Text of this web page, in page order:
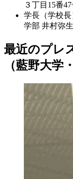
３丁目15番
学長（学校長
学部 井村弥生
最近のプレ
（藍野大学